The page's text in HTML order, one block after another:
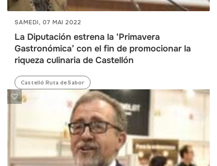
SAMEDI, 07 MAI 2022
La Diputación estrena la ‘Primavera
Gastronómica’ con el fin de promocionar la
riqueza culinaria de Castellón
Castelló Ruta de Sabor